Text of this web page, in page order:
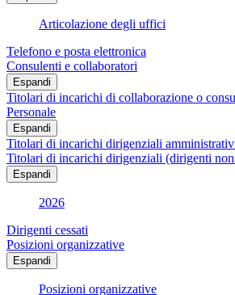
Articolazione degli uffici
Telefono e posta elettronica
Consulenti e collaboratori
Espandi
Titolari di incarichi di collaborazione o
Personale
Espandi
Titolari di incarichi dirigenziali
Titolari di incarichi dirigenziali (dirigenti
Espandi
2026
Dirigenti cessati
Posizioni organizzative
Espandi
Posizioni organizzative